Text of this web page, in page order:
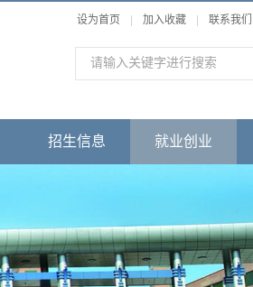
设为首页 加入收藏 联系我们
招生信息 就业创业